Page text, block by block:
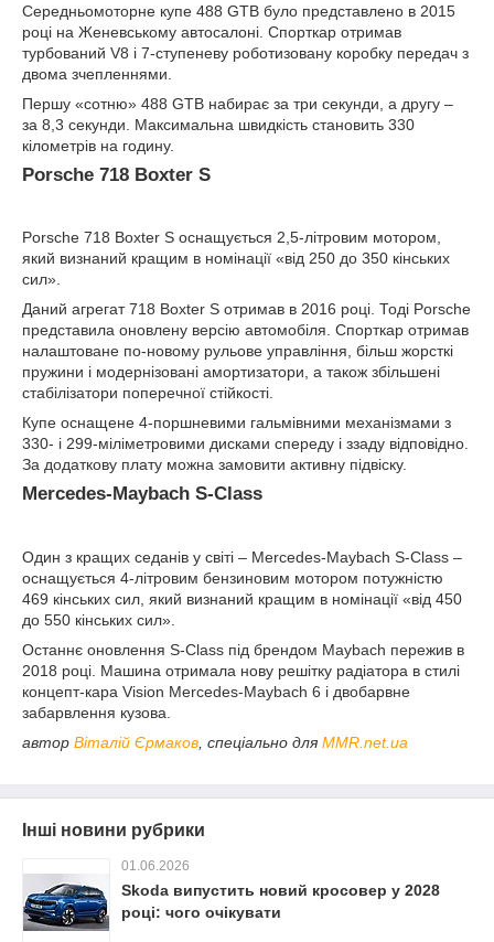
Середньомоторне купе 488 GTB було представлено в 2015
році на Женевському автосалоні. Спорткар отримав
турбований V8 і 7-ступеневу роботизовану коробку передач з
двома зчепленнями.
Першу «сотню» 488 GTB набирає за три секунди, а другу –
за 8,3 секунди. Максимальна швидкість становить 330
кілометрів на годину.
Porsche 718 Boxter S
Porsche 718 Boxter S оснащується 2,5-літровим мотором,
який визнаний кращим в номінації «від 250 до 350 кінських
сил».
Даний агрегат 718 Boxter S отримав в 2016 році. Тоді Porsche
представила оновлену версію автомобіля. Спорткар отримав
налаштоване по-новому рульове управління, більш жорсткі
пружини і модернізовані амортизатори, а також збільшені
стабілізатори поперечної стійкості.
Купе оснащене 4-поршневими гальмівними механізмами з
330- і 299-міліметровими дисками спереду і ззаду відповідно.
За додаткову плату можна замовити активну підвіску.
Mercedes-Maybach S-Class
Один з кращих седанів у світі – Mercedes-Maybach S-Class –
оснащується 4-літровим бензиновим мотором потужністю
469 кінських сил, який визнаний кращим в номінації «від 450
до 550 кінських сил».
Останнє оновлення S-Class під брендом Maybach пережив в
2018 році. Машина отримала нову решітку радіатора в стилі
концепт-кара Vision Mercedes-Maybach 6 і двобарвне
забарвлення кузова.
автор Віталій Єрмаков , спеціально для MMR.net.ua
Інші новини рубрики
01.06.2026
Skoda випустить новий кросовер у 2028
році: чого очікувати